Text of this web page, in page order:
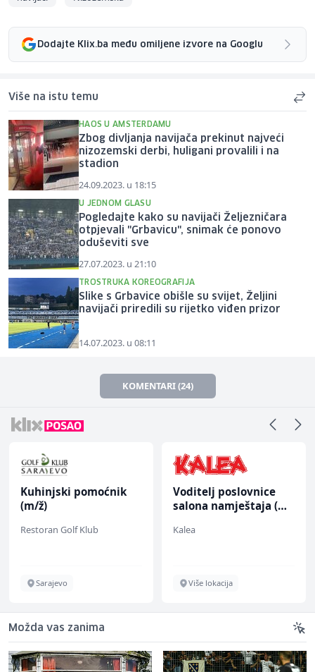
Dodajte Klix.ba među omiljene izvore na Googlu
Više na istu temu
HAOS U AMSTERDAMU
Zbog divljanja navijača prekinut najveći
nizozemski derbi, huligani provalili i na
stadion
24.09.2023. u 18:15
U JEDNOM GLASU
Pogledajte kako su navijači Željezničara
otpjevali "Grbavicu", snimak će ponovo
oduševiti sve
27.07.2023. u 21:10
TROSTRUKA KOREOGRAFIJA
Slike s Grbavice obišle su svijet, Željini
navijači priredili su rijetko viđen prizor
14.07.2023. u 08:11
KOMENTARI (24)
Kuhinjski pomoćnik
(m/ž)
Restoran Golf Klub
Sarajevo
Voditelj poslovnice
salona namještaja (m/
Kalea
Više lokacija
Možda vas zanima